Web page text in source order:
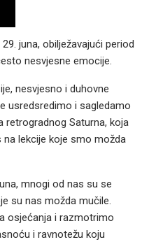
juna, obilježavajući period
nesvjesne emocije.
nesvjesno i duhovne
usredsredimo i sagledamo
retrogradnog Saturna, koja
na lekcije koje smo možda
mnogi od nas su se
su nas možda mučile.
osjećanja i razmotrimo
i ravnotežu koju